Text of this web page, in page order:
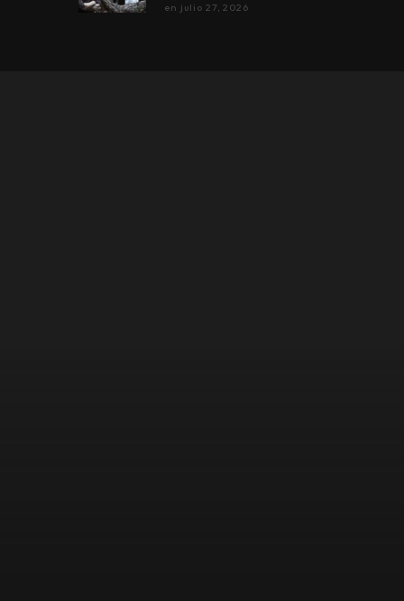
en julio 27, 2026